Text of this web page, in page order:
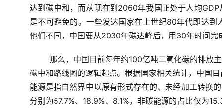
达到碳中和，而从现在到2060年我国正处于人均
是不可避免的。一些发达国家在上世纪80年代即达
他们不同，中国要从2030年碳达峰后，用30年时间完
那么，中国目前每年约100亿吨二氧化碳的排放
碳中和路线图的逻辑起点。根据国家相关统计，中国
能源是指自然界中以原有形式存在的、未经加工转换
分别为57.7%、18.9%、8.1%，非碳能源的占比仅为